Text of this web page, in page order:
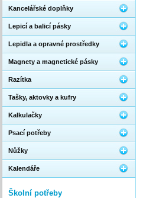
Kancelářské doplňky
Lepicí a balicí pásky
Lepidla a opravné prostředky
Magnety a magnetické pásky
Razítka
Tašky, aktovky a kufry
Kalkulačky
Psací potřeby
Nůžky
Kalendáře
Školní potřeby